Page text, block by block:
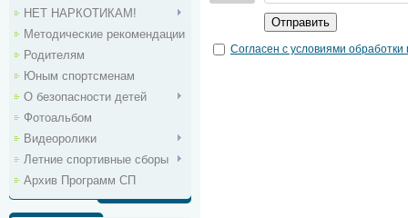
НЕТ НАРКОТИКАМ!
Методические рекомендации
Родителям
Юным спортсменам
О безопасности детей
Фотоальбом
Видеоролики
Летние спортивные сборы
Архив Программ СП
Отправить
Согласен с условиями